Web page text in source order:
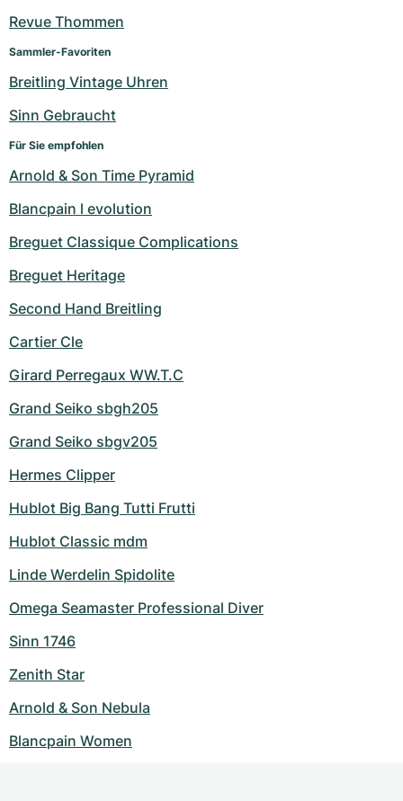
Revue Thommen
Sammler-Favoriten
Breitling Vintage Uhren
Sinn Gebraucht
Für Sie empfohlen
Arnold & Son Time Pyramid
Blancpain l evolution
Breguet Classique Complications
Breguet Heritage
Second Hand Breitling
Cartier Cle
Girard Perregaux WW.T.C
Grand Seiko sbgh205
Grand Seiko sbgv205
Hermes Clipper
Hublot Big Bang Tutti Frutti
Hublot Classic mdm
Linde Werdelin Spidolite
Omega Seamaster Professional Diver
Sinn 1746
Zenith Star
Arnold & Son Nebula
Blancpain Women